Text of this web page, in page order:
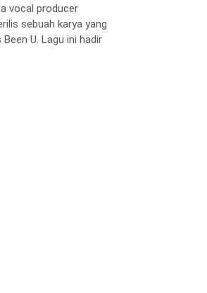
vocal producer
sebuah karya yang
U. Lagu ini hadir